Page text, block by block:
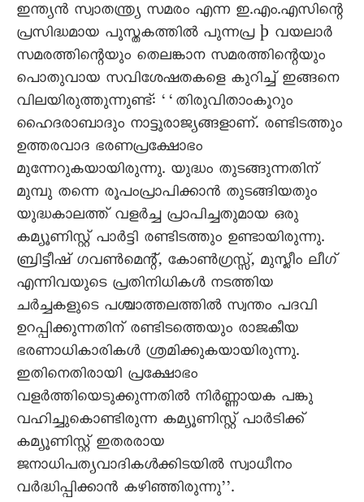
ഇന്ത്യന്‍ സ്വാതന്ത്ര്യ സമരം എന്ന ഇ.എം.എസിന്റെ
പ്രസിദ്ധമായ പുസ്തകത്തില്‍ പുന്നപ്ര þ വയലാര്‍
സമരത്തിന്റെയും തെലങ്കാന സമരത്തിന്റെയും
പൊതുവായ സവിശേഷതകളെ കുറിച്ച് ഇങ്ങനെ
വിലയിരുത്തുന്നുണ്ട്: ‘‘തിരുവിതാംകൂറും
ഹൈദരാബാദും നാട്ടുരാജ്യങ്ങളാണ്. രണ്ടിടത്തും
ഉത്തരവാദ ഭരണപ്രക്ഷോഭം
മുന്നേറുകയായിരുന്നു. യുദ്ധം തുടങ്ങുന്നതിന്
മുമ്പു തന്നെ രൂപംപ്രാപിക്കാന്‍ തുടങ്ങിയതും
യുദ്ധകാലത്ത് വളര്‍ച്ച പ്രാപിച്ചതുമായ ഒരു
കമ്യൂണിസ്റ്റ് പാര്‍ട്ടി രണ്ടിടത്തും ഉണ്ടായിരുന്നു.
ബ്രിട്ടീഷ് ഗവണ്‍മെന്റ്, കോണ്‍ഗ്രസ്സ്, മുസ്ലീം ലീഗ്
എന്നിവയുടെ പ്രതിനിധികള്‍ നടത്തിയ
ചര്‍ച്ചകളുടെ പശ്ചാത്തലത്തില്‍ സ്വന്തം പദവി
ഉറപ്പിക്കുന്നതിന് രണ്ടിടത്തെയും രാജകീയ
ഭരണാധികാരികള്‍ ശ്രമിക്കുകയായിരുന്നു.
ഇതിനെതിരായി പ്രക്ഷോഭം
വളര്‍ത്തിയെടുക്കുന്നതില്‍ നിര്‍ണ്ണായക പങ്കു
വഹിച്ചുകൊണ്ടിരുന്ന കമ്യൂണിസ്റ്റ് പാര്‍ടിക്ക്
കമ്യൂണിസ്റ്റ് ഇതരരായ
ജനാധിപത്യവാദികള്‍ക്കിടയില്‍ സ്വാധീനം
വര്‍ദ്ധിപ്പിക്കാന്‍ കഴിഞ്ഞിരുന്നു’’.